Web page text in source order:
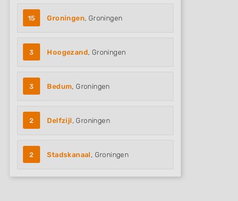
15 Groningen, Groningen
3 Hoogezand, Groningen
3 Bedum, Groningen
2 Delfzijl, Groningen
2 Stadskanaal, Groningen